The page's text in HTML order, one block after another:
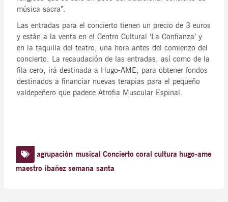
música sacra”.
Las entradas para el concierto tienen un precio de 3 euros
y están a la venta en el Centro Cultural ‘La Confianza’ y
en la taquilla del teatro, una hora antes del comienzo del
concierto. La recaudación de las entradas, así como de la
fila cero, irá destinada a Hugo-AME, para obtener fondos
destinados a financiar nuevas terapias para el pequeño
valdepeñero que padece Atrofia Muscular Espinal.
agrupación musical Concierto coral cultura hugo-ame
maestro ibañez semana santa